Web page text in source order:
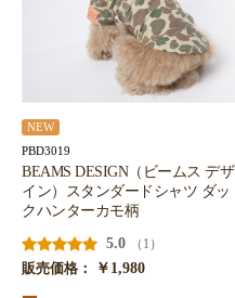
NEW
PBD3019
BEAMS DESIGN（ビームス デザ
イン）スタンダードシャツ ダッ
クハンターカモ柄
5.0
（1）
販売価格：
￥1,980